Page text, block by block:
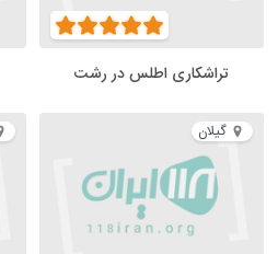
تراشکاری اطلس در رشت
گیلان